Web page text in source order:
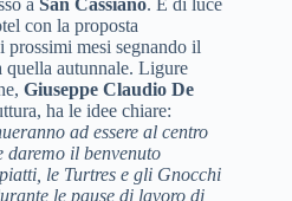
a San Cassiano. E di luce
con la proposta
prossimi mesi segnando il
quella autunnale. Ligure
Giuseppe Claudio De
ha le idee chiare:
ad essere al centro
daremo il benvenuto
le Turtres e gli Gnocchi
le pause di lavoro di